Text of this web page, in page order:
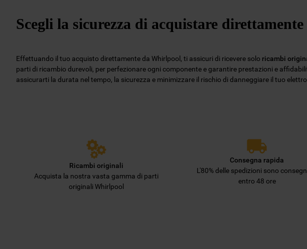
Scegli la sicurezza di acquistare
Effettuando il tuo acquisto direttamente da Whirlpool, ti assicuri di ricevere solo ricambi
parti di ricambio durevoli, per perfezionare ogni componente e garantire prestazioni e
assicurarti la durata nel tempo, la sicurezza e minimizzare il rischio di danneggiare il tuo
Ricambi originali
Acquista la nostra vasta gamma di parti
originali Whirlpool
Consegna rapida
L'80% delle spedizioni sono
entro 48 ore
utilizzando il
saranno
cookie
sul pulsante
acconsenti
impostare in
preferenze.